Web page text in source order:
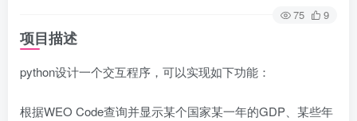
75 9
项目描述
python设计一个交互程序，可以实现如下功能：
根据WEO Code查询并显示某个国家某一年的GDP、某些年